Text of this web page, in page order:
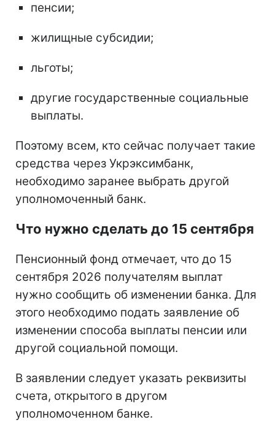
пенсии;
жилищные субсидии;
льготы;
другие государственные социальные
выплаты.
Поэтому всем, кто сейчас получает такие
средства через Укрэксимбанк,
необходимо заранее выбрать другой
уполномоченный банк.
Что нужно сделать до 15 сентября
Пенсионный фонд отмечает, что до 15
сентября 2026 получателям выплат
нужно сообщить об изменении банка. Для
этого необходимо подать заявление об
изменении способа выплаты пенсии или
другой социальной помощи.
В заявлении следует указать реквизиты
счета, открытого в другом
уполномоченном банке.